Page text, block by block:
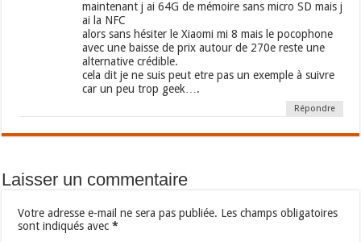
maintenant j ai 64G de mémoire sans micro SD mais j
ai la NFC
alors sans hésiter le Xiaomi mi 8 mais le pocophone
avec une baisse de prix autour de 270e reste une
alternative crédible.
cela dit je ne suis peut etre pas un exemple à suivre
car un peu trop geek….
Répondre
Laisser un commentaire
Votre adresse e-mail ne sera pas publiée. Les champs obligatoires
sont indiqués avec*